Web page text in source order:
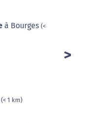
à Bourges (<
(< 1 km)